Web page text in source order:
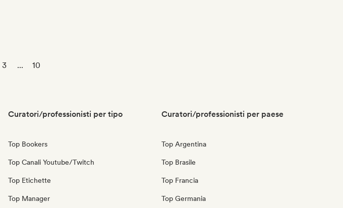
3 ... 10
Curatori/professionisti per tipo
Top Bookers
Top Canali Youtube/Twitch
Top Etichette
Top Manager
Curatori/professionisti per paese
Top Argentina
Top Brasile
Top Francia
Top Germania